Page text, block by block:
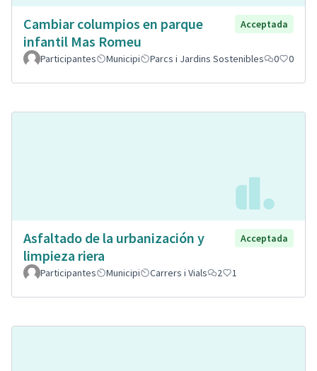
Cambiar columpios en parque
infantil Mas Romeu
Acceptada
Participantes Municipi Parcs i Jardins Sostenibles 0 0
Asfaltado de la urbanización y
limpieza riera
Acceptada
Participantes Municipi Carrers i Vials 2 1